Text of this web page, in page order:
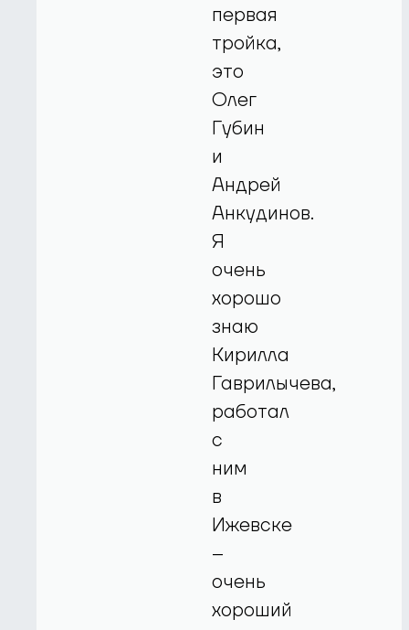
первая
тройка,
это
Олег
Губин
и
Андрей
Анкудинов.
Я
очень
хорошо
знаю
Кирилла
Гаврилычева,
работал
с
ним
в
Ижевске
–
очень
хороший